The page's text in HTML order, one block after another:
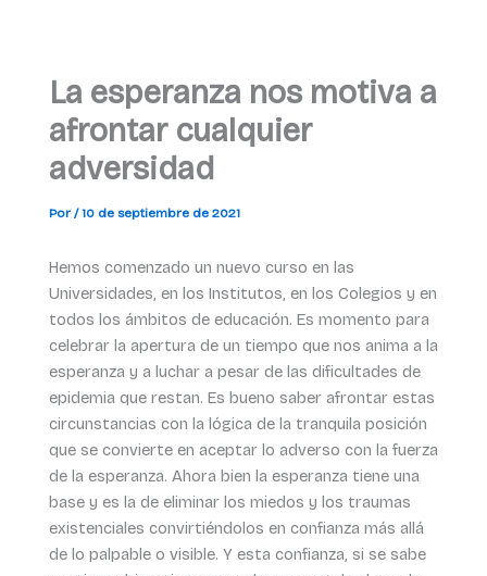
La esperanza nos motiva a
afrontar cualquier
adversidad
Por /10 de septiembre de 2021
Hemos comenzado un nuevo curso en las
Universidades, en los Institutos, en los Colegios y en
todos los ámbitos de educación. Es momento para
celebrar la apertura de un tiempo que nos anima a la
esperanza y a luchar a pesar de las dificultades de
epidemia que restan. Es bueno saber afrontar estas
circunstancias con la lógica de la tranquila posición
que se convierte en aceptar lo adverso con la fuerza
de la esperanza. Ahora bien la esperanza tiene una
base y es la de eliminar los miedos y los traumas
existenciales convirtiéndolos en confianza más allá
de lo palpable o visible. Y esta confianza, si se sabe